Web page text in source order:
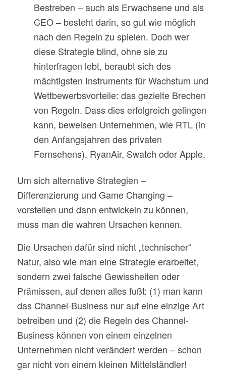
Bestreben – auch als Erwachsene und als
CEO – besteht darin, so gut wie möglich
nach den Regeln zu spielen. Doch wer
diese Strategie blind, ohne sie zu
hinterfragen lebt, beraubt sich des
mächtigsten Instruments für Wachstum und
Wettbewerbsvorteile: das gezielte Brechen
von Regeln. Dass dies erfolgreich gelingen
kann, beweisen Unternehmen, wie RTL (in
den Anfangsjahren des privaten
Fernsehens), RyanAir, Swatch oder Apple.
Um sich alternative Strategien –
Differenzierung und Game Changing –
vorstellen und dann entwickeln zu können,
muss man die wahren Ursachen kennen.
Die Ursachen dafür sind nicht „technischer“
Natur, also wie man eine Strategie erarbeitet,
sondern zwei falsche Gewissheiten oder
Prämissen, auf denen alles fußt: (1) man kann
das Channel-Business nur auf eine einzige Art
betreiben und (2) die Regeln des Channel-
Business können von einem einzelnen
Unternehmen nicht verändert werden – schon
gar nicht von einem kleinen Mittelständler!